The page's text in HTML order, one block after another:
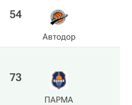
54
Автодор
73
ПАРМА